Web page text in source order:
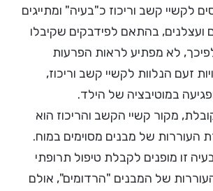
לקשיי קשב וריכוז כ"בעיה" ומתייגים
בהתאם לפידבקים שקיבלו
לא מפתיע לראות הפרעות
זעם הנלוות לקשיי קשב וריכוז,
במוטיבציה של הילד.
מקור קשיי הקשב והריכוז הוא
העוררות של מבנים מסוימים במוח.
זו מופנים לקבלת טיפול תרופתי
של המבנים "הרדומים", אולם